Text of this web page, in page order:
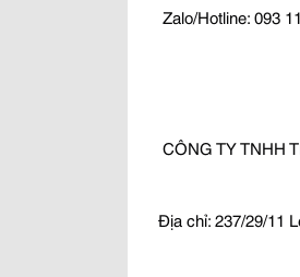
Zalo/Hotline: 093
CÔNG TY TNHH
Địa chỉ: 237/29/11